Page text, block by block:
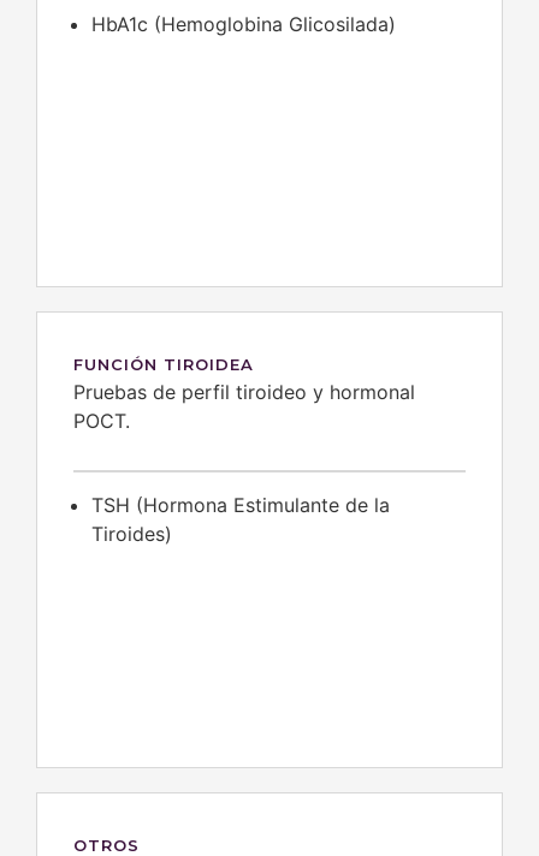
HbA1c (Hemoglobina Glicosilada)
FUNCIÓN TIROIDEA
Pruebas de perfil tiroideo y hormonal
POCT.
TSH (Hormona Estimulante de la
Tiroides)
OTROS